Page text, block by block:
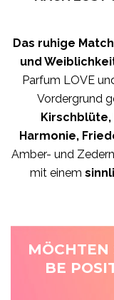
Das ruhige Match
und
Parfum LOVE
Vordergrund
Kirschblüte,
Harmonie,
Amber- und
mit einem
MÖCHTEN
BE